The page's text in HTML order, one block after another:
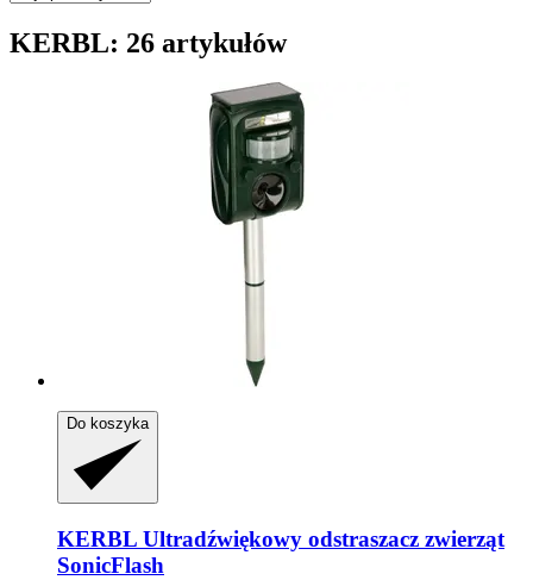
KERBL: 26 artykułów
Do koszyka
KERBL Ultradźwiękowy odstraszacz zwierząt
SonicFlash